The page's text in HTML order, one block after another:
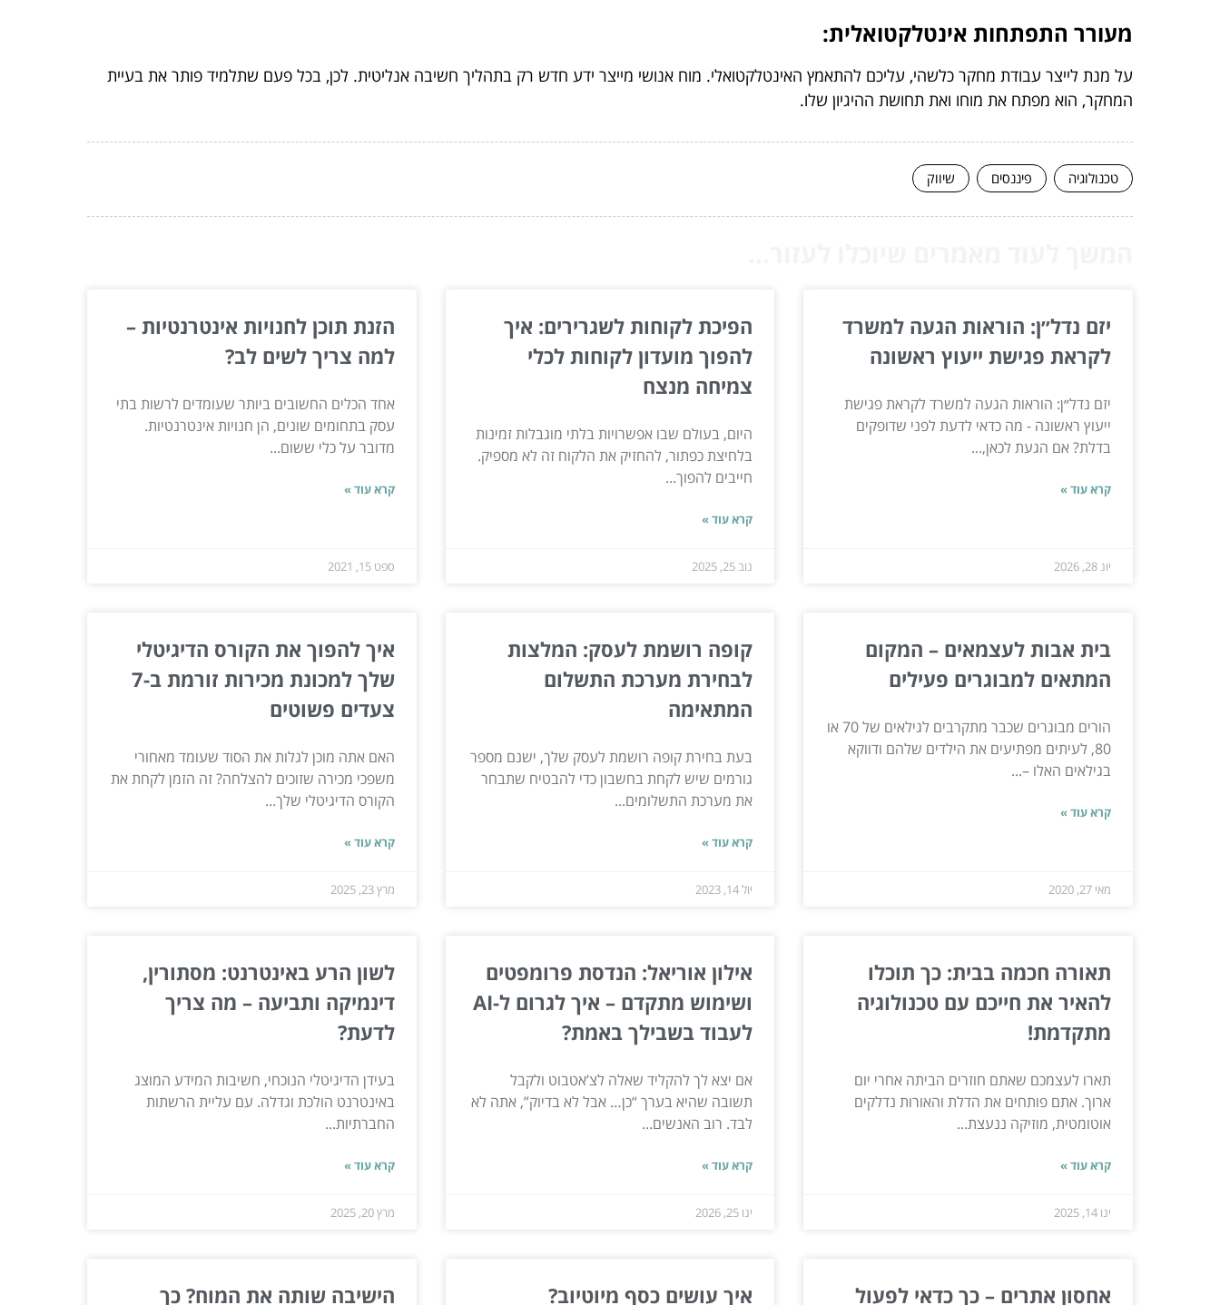
מעורר התפתחות אינטלקטואלית:
על מנת לייצר עבודת מחקר כלשהי, עליכם להתאמץ האינטלקטואלי. מוח אנושי מייצר ידע חדש רק בתהליך חשיבה אנליטית. לכן, בכל פעם שתלמיד פותר את בעיית
המחקר, הוא מפתח את מוחו ואת תחושת ההיגיון שלו.
טכנולוגיה פיננסים שיווק
יזם נדל״ן: הוראות הגעה למשרד
לקראת פגישת ייעוץ ראשונה
יזם נדל״ן: הוראות הגעה למשרד לקראת פגישת
ייעוץ ראשונה - מה כדאי לדעת לפני שדופקים
בדלת? אם הגעת לכאן,...
קרא עוד »
יונ 28, 2026
הפיכת לקוחות לשגרירים: איך
להפוך מועדון לקוחות לכלי
צמיחה מנצח
היום, בעולם שבו אפשרויות בלתי מוגבלות זמינות
בלחיצת כפתור, להחזיק את הלקוח זה לא מספיק.
חייבים להפוך...
קרא עוד »
נוב 25, 2025
הזנת תוכן לחנויות אינטרנטיות –
למה צריך לשים לב?
אחד הכלים החשובים ביותר שעומדים לרשות בתי
עסק בתחומים שונים, הן חנויות אינטרנטיות.
מדובר על כלי ששום...
קרא עוד »
ספט 15, 2021
בית אבות לעצמאים – המקום
המתאים למבוגרים פעילים
הורים מבוגרים שכבר מתקרבים לגילאים של 70 או
80, לעיתים מפתיעים את הילדים שלהם ודווקא
בגילאים האלו –...
קרא עוד »
מאי 27, 2020
קופה רושמת לעסק: המלצות
לבחירת מערכת התשלום
המתאימה
בעת בחירת קופה רושמת לעסק שלך, ישנם מספר
גורמים שיש לקחת בחשבון כדי להבטיח שתבחר
את מערכת התשלומים...
קרא עוד »
יול 14, 2023
איך להפוך את הקורס הדיגיטלי
שלך למכונת מכירות זורמת ב-7
צעדים פשוטים
האם אתה מוכן לגלות את הסוד שעומד מאחורי
משפכי מכירה שזוכים להצלחה? זה הזמן לקחת את
הקורס הדיגיטלי שלך...
קרא עוד »
מרץ 23, 2025
תאורה חכמה בבית: כך תוכלו
להאיר את חייכם עם טכנולוגיה
מתקדמת!
תארו לעצמכם שאתם חוזרים הביתה אחרי יום
ארוך. אתם פותחים את הדלת והאורות נדלקים
אוטומטית, מוזיקה ננעצת...
קרא עוד »
ינו 14, 2025
אילון אוריאל: הנדסת פרומפטים
ושימוש מתקדם – איך לגרום ל-AI
לעבוד בשבילך באמת?
אם יצא לך להקליד שאלה לצ’אטבוט ולקבל
תשובה שהיא בערך “כן… אבל לא בדיוק”, אתה לא
לבד. רוב האנשים...
קרא עוד »
ינו 25, 2026
לשון הרע באינטרנט: מסתורין,
דינמיקה ותביעה – מה צריך
לדעת?
בעידן הדיגיטלי הנוכחי, חשיבות המידע המוצג
באינטרנט הולכת וגדלה. עם עליית הרשתות
החברתיות...
קרא עוד »
מרץ 20, 2025
אחסון אתרים – כך כדאי לפעול איך עושים כסף מיוטיוב? הישיבה שותה את המוח? כך